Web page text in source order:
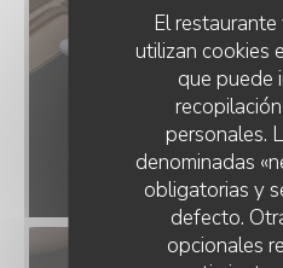
El
utilizan cookies
que puede
personales.
denominadas
obligatorias y
defecto.
opcionales